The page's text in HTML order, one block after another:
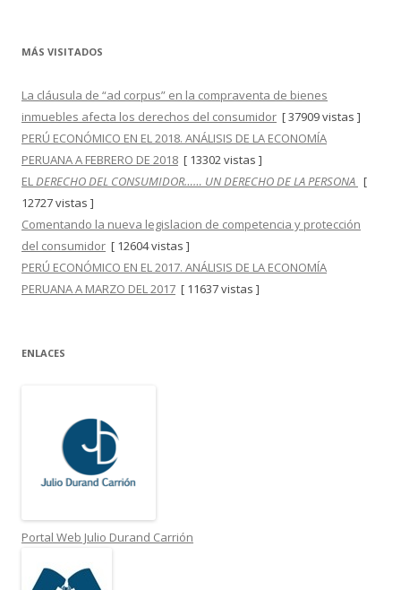
MÁS VISITADOS
La cláusula de “ad corpus” en la compraventa de bienes
inmuebles afecta los derechos del consumidor [ 37909 vistas ]
PERÚ ECONÓMICO EN EL 2018. ANÁLISIS DE LA ECONOMÍA
PERUANA A FEBRERO DE 2018 [ 13302 vistas ]
ELDERECHO DEL CONSUMIDOR…… UN DERECHO DE LA PERSONA [
12727 vistas ]
Comentando la nueva legislacion de competencia y protección
del consumidor [ 12604 vistas ]
PERÚ ECONÓMICO EN EL 2017. ANÁLISIS DE LA ECONOMÍA
PERUANA A MARZO DEL 2017 [ 11637 vistas ]
ENLACES
Portal Web Julio Durand Carrión